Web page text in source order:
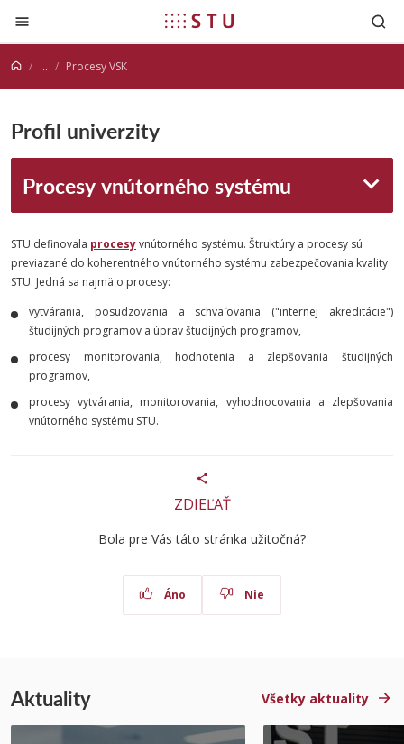
Prejsť na obsah
... Procesy VSK
Profil univerzity
Procesy vnútorného systému
STU definovala procesyvnútorného systému. Štruktúry a procesy sú
previazané do koherentného vnútorného systému zabezpečovania kvality
STU. Jedná sa najmä o procesy:
vytvárania, posudzovania a schvaľovania ("internej akreditácie")
študijných programov a úprav študijných programov,
procesy monitorovania, hodnotenia a zlepšovania študijných
programov,
procesy vytvárania, monitorovania, vyhodnocovania a zlepšovania
vnútorného systému STU.
ZDIEĽAŤ
Bola pre Vás táto stránka užitočná?
Áno Nie
Aktuality Všetky aktuality